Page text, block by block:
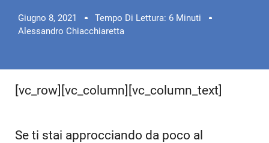
Giugno 8, 2021
Tempo Di Lettura: 6 Minuti
Alessandro Chiacchiaretta
[vc_row][vc_column][vc_column_text]
Se ti stai approcciando da poco al